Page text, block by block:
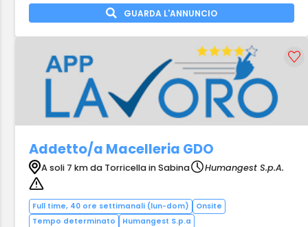
GUARDA L'ANNUNCIO
Addetto/a Macelleria GDO
A soli 7 km da Torricella in Sabina Humangest S.p.A.
Full time, 40 ore settimanali (lun-dom)
Onsite
Tempo determinato
Humangest S.p.a